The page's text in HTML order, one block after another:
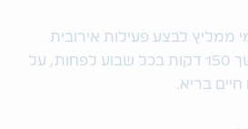
ממליץ לבצע פעילות אירובית
בעצימות בינונית במשך 150 דקות בכל שבוע לפחות, על
בריא.